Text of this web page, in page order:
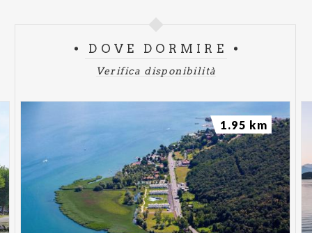
DOVE DORMIRE
Verifica disponibilità
1.95 km